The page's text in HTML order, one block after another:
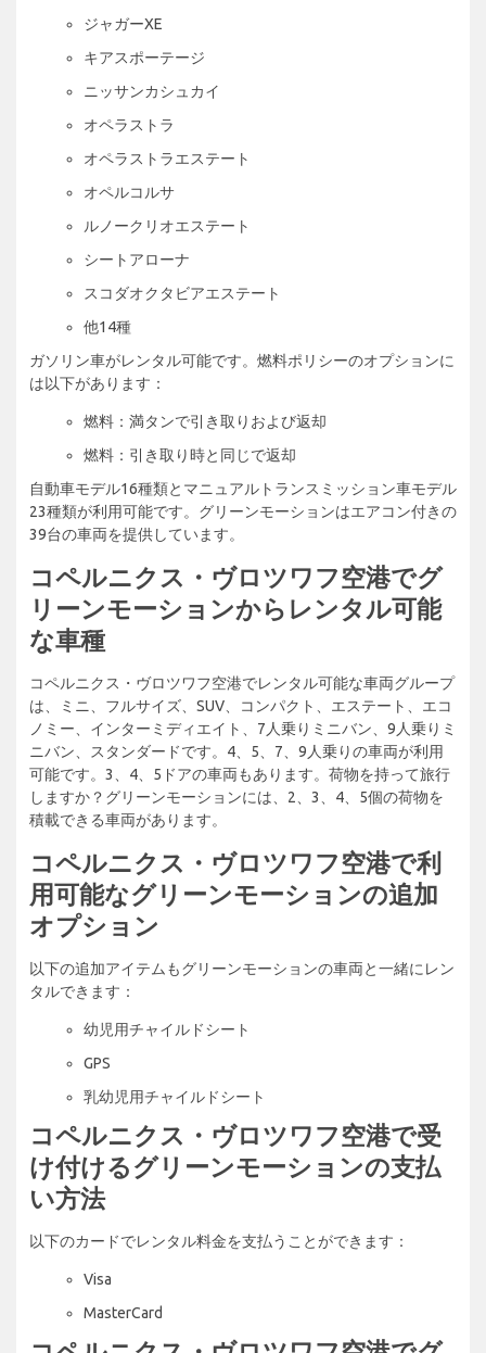
ジャガーXE
キアスポーテージ
ニッサンカシュカイ
オペラストラ
オペラストラエステート
オペルコルサ
ルノークリオエステート
シートアローナ
スコダオクタビアエステート
他14種
ガソリン車がレンタル可能です。燃料ポリシーのオプションに
は以下があります：
燃料：満タンで引き取りおよび返却
燃料：引き取り時と同じで返却
自動車モデル16種類とマニュアルトランスミッション車モデル
23種類が利用可能です。グリーンモーションはエアコン付きの
39台の車両を提供しています。
コペルニクス・ヴロツワフ空港でグ
リーンモーションからレンタル可能
な車種
コペルニクス・ヴロツワフ空港でレンタル可能な車両グループ
は、ミニ、フルサイズ、SUV、コンパクト、エステート、エコ
ノミー、インターミディエイト、7人乗りミニバン、9人乗りミ
ニバン、スタンダードです。4、5、7、9人乗りの車両が利用
可能です。3、4、5ドアの車両もあります。荷物を持って旅行
しますか？グリーンモーションには、2、3、4、5個の荷物を
積載できる車両があります。
コペルニクス・ヴロツワフ空港で利
用可能なグリーンモーションの追加
オプション
以下の追加アイテムもグリーンモーションの車両と一緒にレン
タルできます：
幼児用チャイルドシート
GPS
乳幼児用チャイルドシート
コペルニクス・ヴロツワフ空港で受
け付けるグリーンモーションの支払
い方法
以下のカードでレンタル料金を支払うことができます：
Visa
MasterCard